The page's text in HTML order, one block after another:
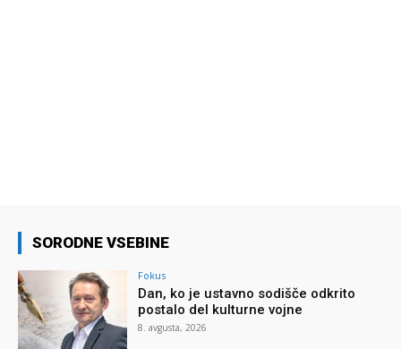
SORODNE VSEBINE
Fokus
Dan, ko je ustavno sodišče odkrito
postalo del kulturne vojne
8. avgusta, 2026